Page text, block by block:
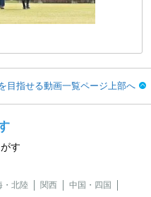
目指せる動画一覧ページ上部へ
す
・北陸 関西
中国・四国